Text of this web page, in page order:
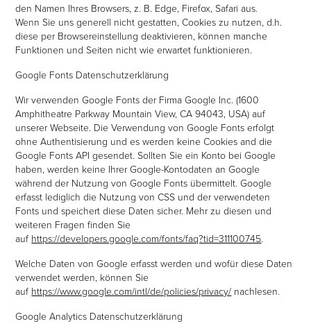
den Namen Ihres Browsers, z. B. Edge, Firefox, Safari aus.
Wenn Sie uns generell nicht gestatten, Cookies zu nutzen, d.h.
diese per Browsereinstellung deaktivieren, können manche
Funktionen und Seiten nicht wie erwartet funktionieren.
Google Fonts Datenschutzerklärung
Wir verwenden Google Fonts der Firma Google Inc. (1600
Amphitheatre Parkway Mountain View, CA 94043, USA) auf
unserer Webseite. Die Verwendung von Google Fonts erfolgt
ohne Authentisierung und es werden keine Cookies and die
Google Fonts API gesendet. Sollten Sie ein Konto bei Google
haben, werden keine Ihrer Google-Kontodaten an Google
während der Nutzung von Google Fonts übermittelt. Google
erfasst lediglich die Nutzung von CSS und der verwendeten
Fonts und speichert diese Daten sicher. Mehr zu diesen und
weiteren Fragen finden Sie
auf https://developers.google.com/fonts/faq?tid=311100745.
Welche Daten von Google erfasst werden und wofür diese Daten
verwendet werden, können Sie
auf https://www.google.com/intl/de/policies/privacy/ nachlesen.
Google Analytics Datenschutzerklärung